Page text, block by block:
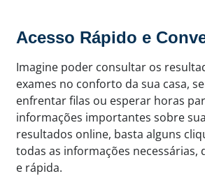
Acesso Rápido e
Imagine poder consultar os
exames no conforto da sua casa,
enfrentar filas ou esperar horas
informações importantes sobre
resultados online, basta alguns
todas as informações necessárias,
e rápida.